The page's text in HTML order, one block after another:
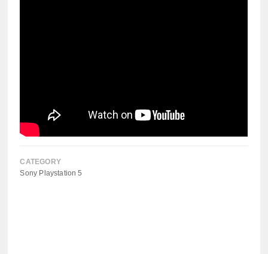
CATEGORY
Sony Playstation 5